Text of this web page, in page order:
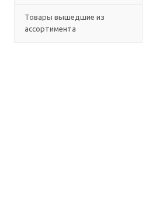
Товары вышедшие из
ассортимента